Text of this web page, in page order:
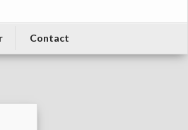
Contact